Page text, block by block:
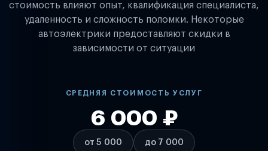
стоимость влияют опыт, квалификация специалиста,
удаленность и сложность поломки. Некоторые
автоэлектрики предоставляют скидки в
зависимости от ситуации
СРЕДНЯЯ СТОИМОСТЬ УСЛУГ
от 5 000
6 000 ₽
до 7 000